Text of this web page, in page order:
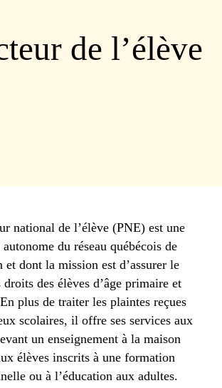
de l’élève
national de l’élève (PNE) est une
du réseau québécois de
et dont la mission est d’assurer le
droits des élèves d’âge primaire et
plus de traiter les plaintes reçues
scolaires, il offre ses services aux
un enseignement à la maison
élèves inscrits à une formation
ou à l’éducation aux adultes.